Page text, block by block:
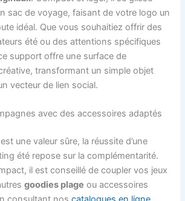
sac de voyage, faisant de votre logo un
idéal. Que vous souhaitiez offrir des
été ou des attentions spécifiques
support offre une surface de
transformant un simple objet
vecteur de lien social.
avec des accessoires adaptés
une valeur sûre, la réussite d’une
été repose sur la complémentarité.
il est conseillé de coupler vos jeux
goodies plage ou accessoires